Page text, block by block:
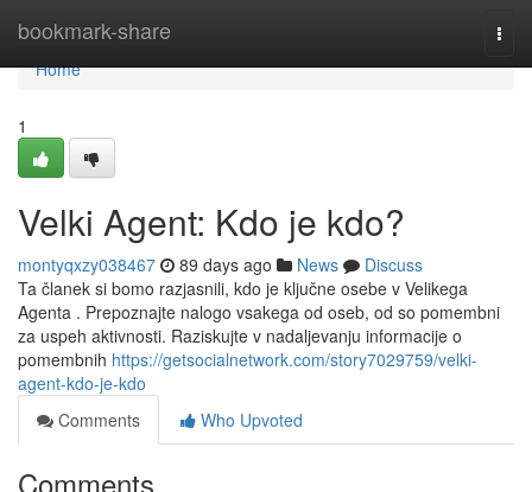
bookmark-share
Home
Home
1
Velki Agent: Kdo je kdo?
montyqxzy038467 89 days ago News
Discuss
Ta članek si bomo razjasnili, kdo je ključne osebe v Velikega
Agenta . Prepoznajte nalogo vsakega od oseb, od so pomembni
za uspeh aktivnosti. Raziskujte v nadaljevanju informacije o
pomembnih https://getsocialnetwork.com/story7029759/velki-
agent-kdo-je-kdo
Comments
Who Upvoted
Comments